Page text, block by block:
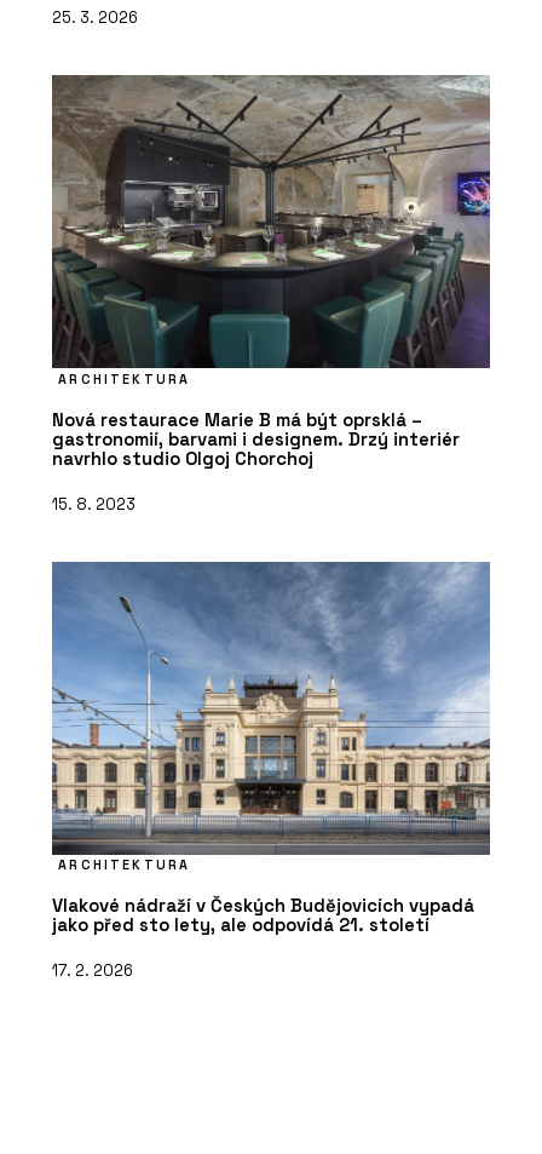
25. 3. 2026
ARCHITEKTURA
Nová restaurace Marie B má být oprsklá –
gastronomií, barvami i designem. Drzý interiér
navrhlo studio Olgoj Chorchoj
15. 8. 2023
ARCHITEKTURA
Vlakové nádraží v Českých Budějovicích vypadá
jako před sto lety, ale odpovídá 21. století
17. 2. 2026